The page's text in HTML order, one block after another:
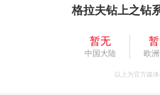
格拉夫钻上之钻
暂无
中国大陆 欧
以上为官方媒